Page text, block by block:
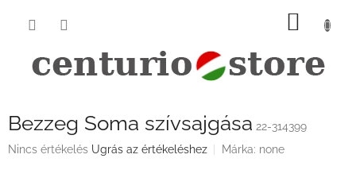
KOSÁR
Bezzeg Soma szívsajgása 22-314399
A
Nincs értékelés Ugrás az értékeléshez Márka: none